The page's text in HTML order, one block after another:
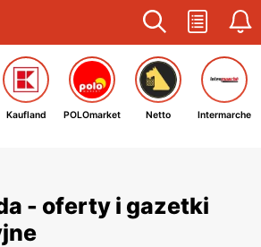
Kaufland POLOmarket Netto Intermarche
- oferty i gazetki